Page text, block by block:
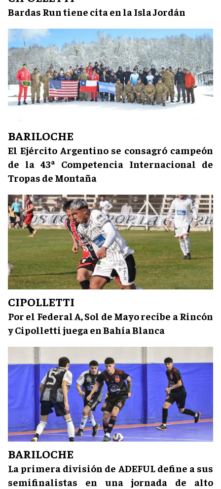
Bardas Run tiene cita en la Isla Jordán
BARILOCHE
El Ejército Argentino se consagró campeón
de la 43ª Competencia Internacional de
Tropas de Montaña
CIPOLLETTI
Por el Federal A, Sol de Mayo recibe a Rincón
y Cipolletti juega en Bahía Blanca
BARILOCHE
La primera división de ADEFUL define a sus
semifinalistas en una jornada de alto